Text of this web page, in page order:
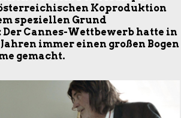
Koproduktion
speziellen Grund
Cannes-Wettbewerb hatte in
immer einen großen Bogen
gemacht.